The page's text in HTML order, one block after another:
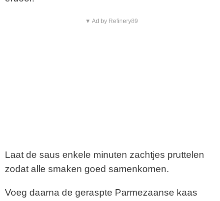
▼ Ad by Refinery89
Laat de saus enkele minuten zachtjes pruttelen
zodat alle smaken goed samenkomen.
Voeg daarna de geraspte Parmezaanse kaas